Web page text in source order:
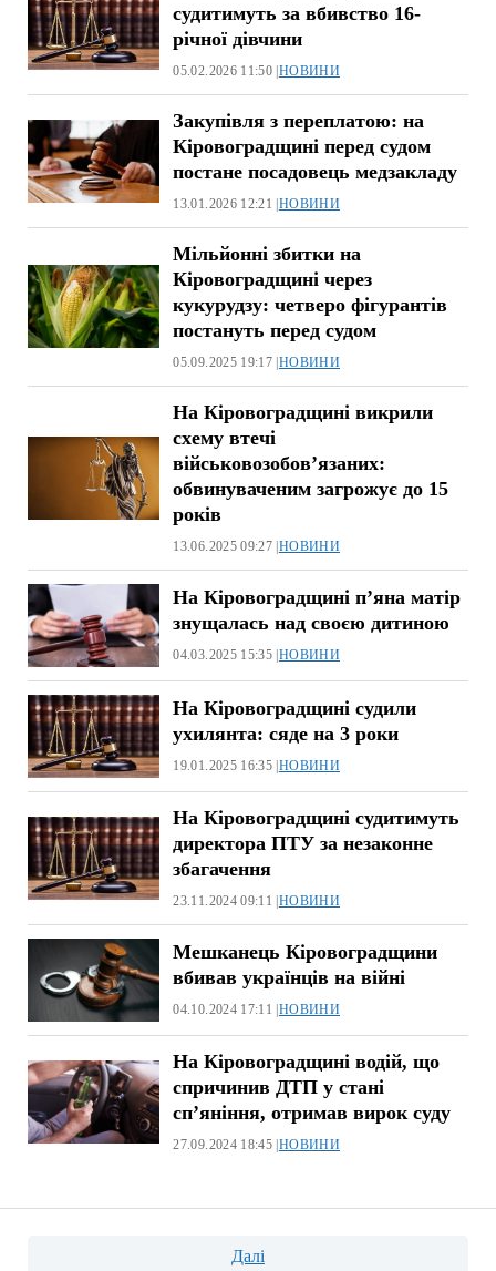
судитимуть за вбивство 16-
річної дівчини
05.02.2026 11:50 |НОВИНИ
Закупівля з переплатою: на
Кіровоградщині перед судом
постане посадовець медзакладу
13.01.2026 12:21 |НОВИНИ
Мільйонні збитки на
Кіровоградщині через
кукурудзу: четверо фігурантів
постануть перед судом
05.09.2025 19:17 |НОВИНИ
На Кіровоградщині викрили
схему втечі
військовозобов’язаних:
обвинуваченим загрожує до 15
років
13.06.2025 09:27 |НОВИНИ
На Кіровоградщині п’яна матір
знущалась над своєю дитиною
04.03.2025 15:35 | НОВИНИ
На Кіровоградщині судили
ухилянта: сяде на 3 роки
19.01.2025 16:35 | НОВИНИ
На Кiровоградщинi судитимуть
директора ПТУ за незаконне
збагачення
23.11.2024 09:11 | НОВИНИ
Мешканець Кіровоградщини
вбивав українців на війні
04.10.2024 17:11 | НОВИНИ
На Кіровоградщині водій, що
спричинив ДТП у стані
сп’яніння, отримав вирок суду
27.09.2024 18:45 | НОВИНИ
Далі